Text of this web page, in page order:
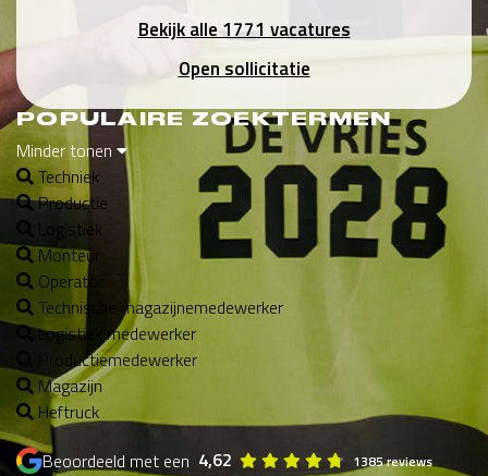
Bekijk alle 1771 vacatures
Open sollicitatie
POPULAIRE ZOEKTERMEN
Minder tonen
Techniek
Productie
Logistiek
Monteur
Operator
Technische magazijnemedewerker
Logistiek medewerker
Productiemedewerker
Magazijn
Heftruck
Beoordeeld met een 4,62 1385 reviews